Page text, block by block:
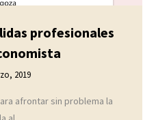
profesionales
2019
afrontar sin problema la